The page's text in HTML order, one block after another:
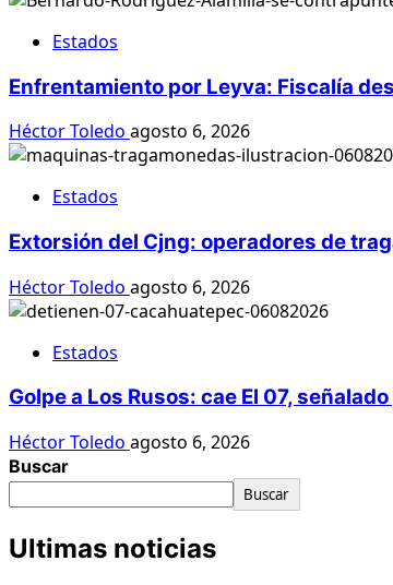
Estados
Enfrentamiento por Leyva: Fiscalía
Héctor Toledo agosto 6, 2026
Estados
Extorsión del Cjng: operadores de
Héctor Toledo agosto 6, 2026
Estados
Golpe a Los Rusos: cae El 07,
Héctor Toledo agosto 6, 2026
Buscar
Buscar
Ultimas noticias